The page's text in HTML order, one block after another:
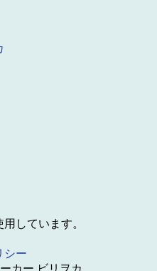
用しています。
シー